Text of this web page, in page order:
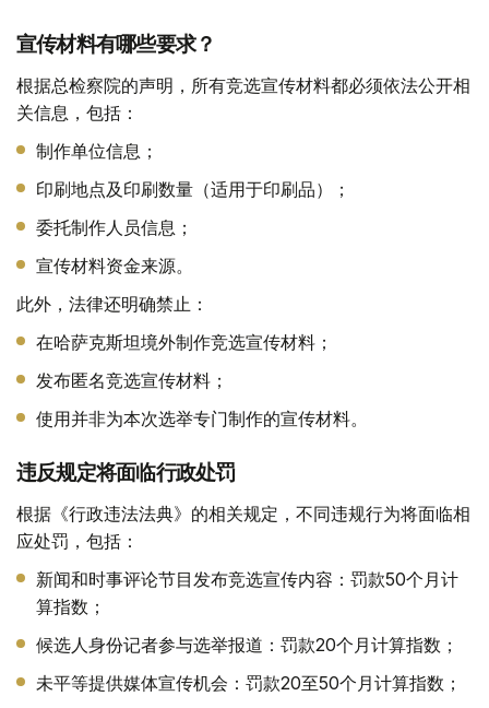
宣传材料有哪些要求？
根据总检察院的声明，所有竞选宣传材料都必须依法公开相
关信息，包括：
制作单位信息；
印刷地点及印刷数量（适用于印刷品）；
委托制作人员信息；
宣传材料资金来源。
此外，法律还明确禁止：
在哈萨克斯坦境外制作竞选宣传材料；
发布匿名竞选宣传材料；
使用并非为本次选举专门制作的宣传材料。
违反规定将面临行政处罚
根据《行政违法法典》的相关规定，不同违规行为将面临相
应处罚，包括：
新闻和时事评论节目发布竞选宣传内容：罚款50个月计
算指数；
候选人身份记者参与选举报道：罚款20个月计算指数；
未平等提供媒体宣传机会：罚款20至50个月计算指数；